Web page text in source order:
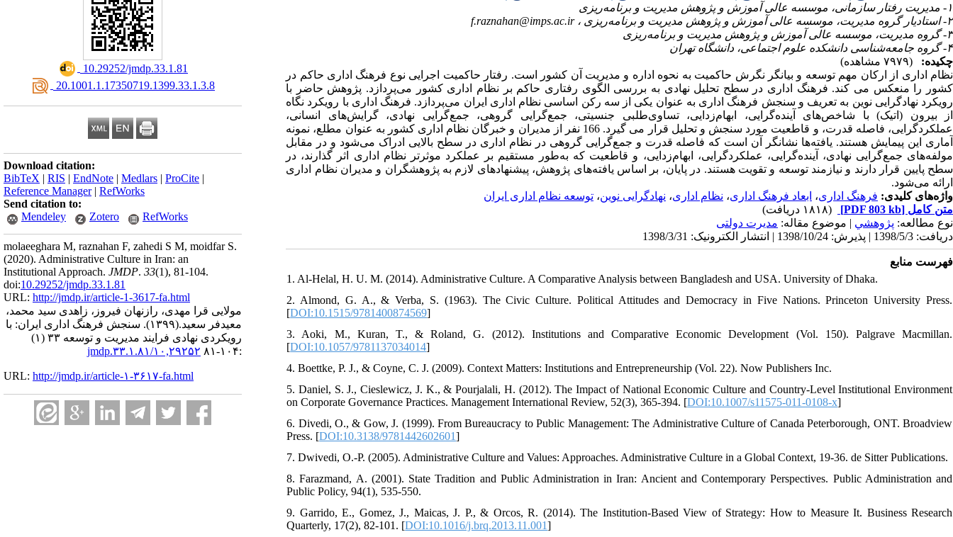
‎ 10.29252/jmdp.33.1.81
‎ 20.1001.1.17350719.1399.33.1.3.8
Download citation:
BibTeX | RIS | EndNote | Medlars | ProCite |
Reference Manager| RefWorks
Send citation to:
Mendeley
Zotero RefWorks
molaeeghara M, raznahan F, zahedi S M, moidfar S.
(2020). Administrative Culture in Iran: an
Institutional Approach. JMDP. 33(1), 81-104.
doi:10.29252/jmdp.33.1.81
URL: http://jmdp.ir/article-1-3617-fa.html
مولایی قرا مهدی، رازنهان فیروز، زاهدی سید محمد،
معیدفر سعید.(۱۳۹۹).
سنجش فرهنگ اداری ایران: با
رویکردی نهادی فرایند مدیریت و توسعه ۳۳ (۱)
:۱۰۴-۸۱
۱۰,۲۹۲۵۲/jmdp.۳۳.۱.۸۱
URL: http://jmdp.ir/article-۱-۳۶۱۷-fa.html
۱- مدیریت رفتار سازمانی، موسسه عالی آموزش و پژوهش مدیریت و برنامه‌ریزی
۲- استادیار گروه مدیریت، موسسه عالی آموزش و پژوهش مدیریت و برنامه‌ریزی ،
f.raznahan@imps.ac.ir
۳- گروه مدیریت، موسسه عالی آموزش و پژوهش مدیریت و برنامه‌ریزی
۴- گروه جامعه‌شناسی دانشکده علوم اجتماعی، دانشگاه تهران
چکیده:
(۷۹۷۹ مشاهده)
نظام اداری از ارکان مهم توسعه و بیانگر نگرش حاکمیت به نحوه اداره و مدیریت آن کشور است. رفتار حاکمیت اجرایی نوع فرهنگ ‌اداری حاکم در
کشور را منعکس می‏ کند. فرهنگ اداری در سطح تحلیل نهادی به بررسی الگوی رفتاری حاکم بر نظام اداری کشور می‌پردازد. پژوهش حاضر با
رویکرد نهادگرایی نوین به تعریف و سنجش فرهنگ اداری به عنوان یکی از سه رکن اساسی نظام اداری ایران می‌پردازد. فرهنگ اداری با رویکرد نگاه
از بیرون (اتیک) با شاخص‏‌های ‌آینده‌‌گرایی، ابهام‌‌زدایی، تساوی‌طلبی جنسیتی، جمع‌گرایی گروهی، جمع‌گرایی ‌‌نهادی، گرایش‏‌های انسانی،
عملکردگرایی، فاصله قدرت، و قاطعیت مورد سنجش و تحلیل قرار می‏ گیرد. 166 نفر از مدیران و خبرگان نظام اداری کشور به عنوان مطلع، نمونه
آماری این پیمایش هستند. یافته‌ها نشانگر آن است که فاصله قدرت و جمع‌گرایی‌ گروهی در نظام اداری در سطح بالایی ادراک می‌‏شود و در مقابل
مولفه‌های جمع‌گرایی ‌نهادی، آینده‌گرایی، عملکردگرایی، ابهام‌زدایی، و قاطعیت که به‌طور مستقیم بر عملکرد موثرتر نظام اداری اثر گذارند، در
سطح پایین قرار دارند و نیازمند توسعه و تقویت هستند. در پایان، بر اساس یافته‌های پژوهش، پیشنهادهای لازم به پژوهشگران و مدیران نظام اداری
ارائه می‌‏شود.
واژه‌های کلیدی: فرهنگ اداری، ابعاد فرهنگ اداری، نظام اداری، نهادگرایی نوین، توسعه نظام اداری ایران
متن کامل [PDF 803 kb]
(۱۸۱۸ دریافت)
نوع مطالعه: پژوهشي | موضوع مقاله: مدیرت دولتی
دریافت: 1398/5/3 | پذیرش: 1398/10/24 | انتشار الکترونیک: 1398/3/31
فهرست منابع
1. Al-Helal, H. U. M. (2014). Administrative Culture. A Comparative Analysis between Bangladesh and USA. University of Dhaka.
2. Almond, G. A., & Verba, S. (1963). The Civic Culture. Political Attitudes and Democracy in Five Nations. Princeton University Press.
[DOI:10.1515/9781400874569]
3. Aoki, M., Kuran, T., & Roland, G. (2012). Institutions and Comparative Economic Development (Vol. 150). Palgrave Macmillan.
[DOI:10.1057/9781137034014]
4. Boettke, P. J., & Coyne, C. J. (2009). Context Matters: Institutions and Entrepreneurship (Vol. 22). Now Publishers Inc.
5. Daniel, S. J., Cieslewicz, J. K., & Pourjalali, H. (2012). The Impact of National Economic Culture and Country-Level Institutional Environment
on Corporate Governance Practices. Management International Review, 52(3), 365-394. [DOI:10.1007/s11575-011-0108-x]
6. Divedi, O., & Gow, J. (1999). From Bureaucracy to Public Management: The Administrative Culture of Canada Peterborough, ONT. Broadview
Press. [DOI:10.3138/9781442602601]
7. Dwivedi, O.-P. (2005). Administrative Culture and Values: Approaches. Administrative Culture in a Global Context, 19-36. de Sitter Publications.
8. Farazmand, A. (2001). State Tradition and Public Administration in Iran: Ancient and Contemporary Perspectives. Public Administration and
Public Policy, 94(1), 535-550.
9. Garrido, E., Gomez, J., Maicas, J. P., & Orcos, R. (2014). The Institution-Based View of Strategy: How to Measure It. Business Research
Quarterly, 17(2), 82-101. [DOI:10.1016/j.brq.2013.11.001]